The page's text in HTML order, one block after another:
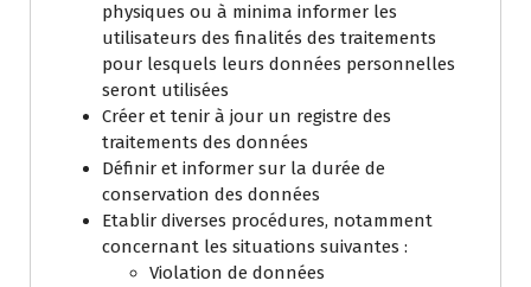
physiques ou à minima informer les
utilisateurs des finalités des traitements
pour lesquels leurs données personnelles
seront utilisées
Créer et tenir à jour un registre des
traitements des données
Définir et informer sur la durée de
conservation des données
Etablir diverses procédures, notamment
concernant les situations suivantes :
Violation de données